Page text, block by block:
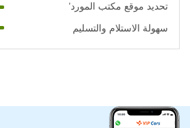
تحديد موقع مكتب المورد’
سهولة الاستلام والتسليم